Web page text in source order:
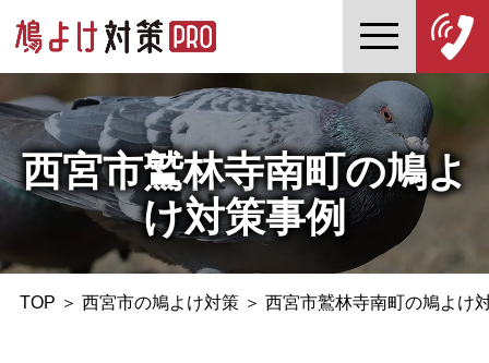
西宮市鷲林寺南町の鳩よ
け対策事例
TOP ＞ 西宮市の鳩よけ対策＞ 西宮市鷲林寺南町の鳩よけ